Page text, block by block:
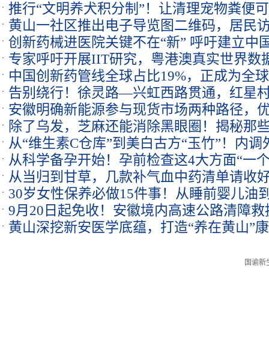
林”威胁
推行“文明养犬积分制”！让清理宠物粪便
黄山一社区推出电子导览图二维码，居民
迷路”
创新药械进医院关键不在“新” 呼吁建立中
专家呼吁开展IIT研究，粤港澳真实世界数
中国创新药管线全球占比19%，正成为全
告别绕行！徐灵路—兴虹西路贯通，红星
显著缩短
安徽明确新能源参与现货市场两种路径，
除了乌发，芝麻还能消除黑眼圈！揭秘那
复神器”
从“维生素C仓库”到美白古方“玉竹”！内
部色斑
从科学备孕开始！孕前检查这4大方面“一
从当归到甘草，几款补气血中药清单请收
健康指南
30岁女性保养必做15件事！从睡前婴儿油
干燥皱纹
9月20日起免收！安徽境内高速公路清障
财政承担
黄山深挖新安医学底蕴，打造“养在黄山”
国谕新